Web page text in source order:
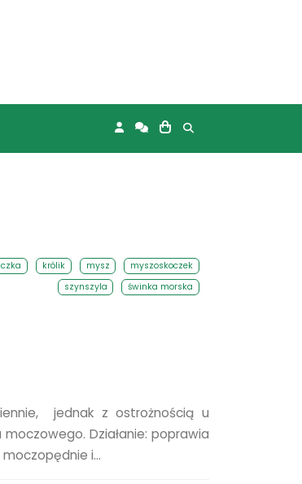
królik mysz
myszoskoczek
szynszyla
świnka morska
jednak z ostrożnością u
Działanie: poprawia
i...